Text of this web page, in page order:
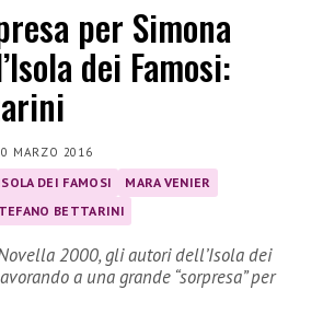
per Simona
dei Famosi:
MARZO 2016
DEI FAMOSI
MARA VENIER
BETTARINI
2000, gli autori dell’Isola dei
a una grande “sorpresa” per